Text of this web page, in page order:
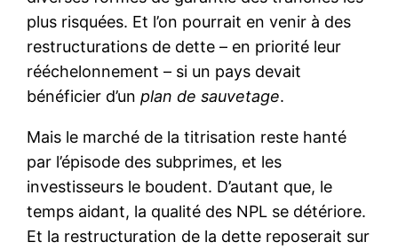
plus risquées. Et l’on pourrait en venir à des
restructurations de dette – en priorité leur
rééchelonnement – si un pays devait
bénéficier d’unplan de sauvetage.
Mais le marché de la titrisation reste hanté
par l’épisode des subprimes, et les
investisseurs le boudent. D’autant que, le
temps aidant, la qualité des NPL se détériore.
Et la restructuration de la dette reposerait sur